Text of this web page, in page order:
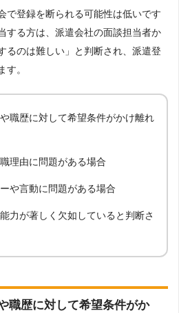
で登録を断られる可能性は低いです
する方は、派遣会社の面談担当者か
るのは難しい」と判断され、派遣登
す。
職歴に対して希望条件がかけ離れ
理由に問題がある場合
や言動に問題がある場合
力が著しく欠如していると判断さ
職歴に対して希望条件がか